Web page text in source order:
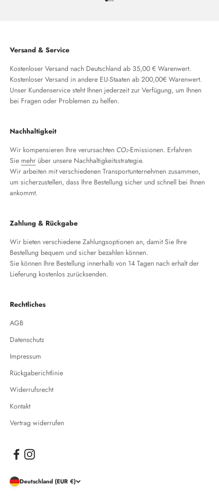
Versand & Service
Kostenloser Versand nach Deutschland ab 35,00 € Warenwert.
Kostenloser Versand in andere EU-Staaten ab 200,00€ Warenwert.
Unser Kundenservice steht Ihnen jederzeit zur Verfügung, um Ihnen
bei Fragen oder Problemen zu helfen.
Nachhaltigkeit
Wir kompensieren Ihre verursachten CO₂-Emissionen. Erfahren
Sie mehr über unsere Nachhaltigkeitsstrategie.
Wir arbeiten mit verschiedenen Transportunternehmen zusammen,
um sicherzustellen, dass Ihre Bestellung sicher und schnell bei Ihnen
ankommt.
Zahlung & Rückgabe
Wir bieten verschiedene Zahlungsoptionen an, damit Sie Ihre
Bestellung bequem und sicher bezahlen können.
Sie können Ihre Bestellung innerhalb von 14 Tagen nach erhalt der
Lieferung kostenlos zurücksenden.
Rechtliches
AGB
Datenschutz
Impressum
Rückgaberichtlinie
Widerrufsrecht
Kontakt
Vertrag widerrufen
Deutschland (EUR €)